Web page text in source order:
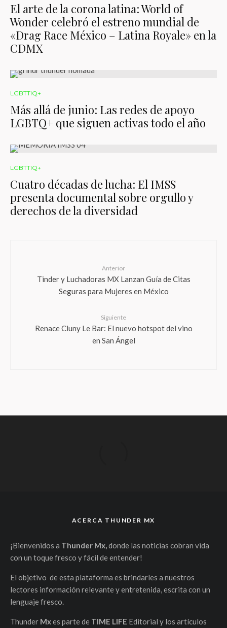
El arte de la corona latina: World of
Wonder celebró el estreno mundial de
«Drag Race México – Latina Royale» en la
CDMX
LGBTTIQ+
Más allá de junio: Las redes de apoyo
LGBTQ+ que siguen activas todo el año
LGBTTIQ+
Cuatro décadas de lucha: El IMSS
presenta documental sobre orgullo y
derechos de la diversidad
Anterior
Tinder y Luchadoras MX Lanzan Guía de Citas
Seguras para Mujeres en México
Siguiente
Renace Cluny Le Bar: El nuevo hotspot del vino
en San Ángel
ACERCA THUNDER MX
¡Bienvenidos a Thunder Mx,donde las noticias cobran vida
con un toque fresco y fácil de entender!
El objetivo de esta plataforma es brindarles a nuestros
lectores información relevante y entretenida, escrita con un
lenguaje fresco.
Thunder Mxes parte de TIME LIFE Editorial y los artículos